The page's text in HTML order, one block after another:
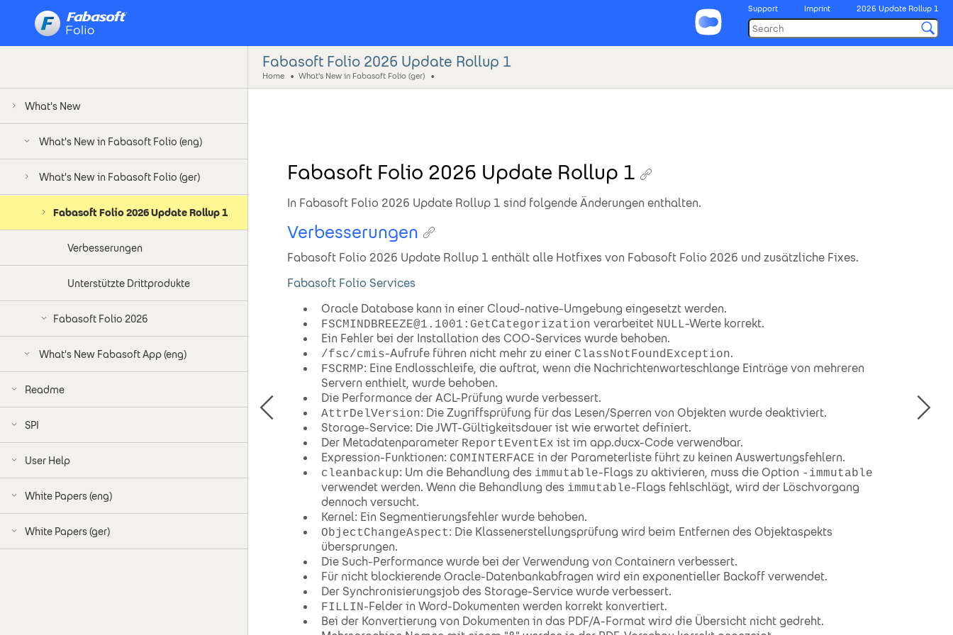
Support Imprint 2026 Update Rollup 1
What's New
What's New in Fabasoft Folio (eng)
What's New in Fabasoft Folio (ger)
Fabasoft Folio 2026 Update Rollup 1
Verbesserungen
Unterstützte Drittprodukte
Fabasoft Folio 2026
What's New Fabasoft App (eng)
Readme
SPI
User Help
White Papers (eng)
White Papers (ger)
Fabasoft Folio 2026 Update Rollup 1
Home What's New in Fabasoft Folio (ger)
Fabasoft Folio 2026 Update Rollup 1
In Fabasoft Folio 2026 Update Rollup 1 sind folgende Änderungen enthalten.
Verbesserungen
Fabasoft Folio 2026 Update Rollup 1 enthält alle Hotfixes von Fabasoft Folio 2026 und zusätzliche Fixes.
Fabasoft Folio Services
Oracle Database kann in einer Cloud-native-Umgebung eingesetzt werden.
FSCMINDBREEZE@1.1001:GetCategorization verarbeitet NULL-Werte korrekt.
Ein Fehler bei der Installation des COO-Services wurde behoben.
/fsc/cmis-Aufrufe führen nicht mehr zu einer ClassNotFoundException.
FSCRMP: Eine Endlosschleife, die auftrat, wenn die Nachrichtenwarteschlange Einträge von mehreren
Servern enthielt, wurde behoben.
Die Performance der ACL-Prüfung wurde verbessert.
AttrDelVersion: Die Zugriffsprüfung für das Lesen/Sperren von Objekten wurde deaktiviert.
Storage-Service: Die JWT-Gültigkeitsdauer ist wie erwartet definiert.
Der Metadatenparameter ReportEventEx ist im app.ducx-Code verwendbar.
Expression-Funktionen: COMINTERFACE in der Parameterliste führt zu keinen Auswertungsfehlern.
cleanbackup: Um die Behandlung des immutable-Flags zu aktivieren, muss die Option -immutable
verwendet werden. Wenn die Behandlung des immutable-Flags fehlschlägt, wird der Löschvorgang
dennoch versucht.
Kernel: Ein Segmentierungsfehler wurde behoben.
ObjectChangeAspect: Die Klassenerstellungsprüfung wird beim Entfernen des Objektaspekts
übersprungen.
Die Such-Performance wurde bei der Verwendung von Containern verbessert.
Für nicht blockierende Oracle-Datenbankabfragen wird ein exponentieller Backoff verwendet.
Der Synchronisierungsjob des Storage-Service wurde verbessert.
FILLIN-Felder in Word-Dokumenten werden korrekt konvertiert.
Bei der Konvertierung von Dokumenten in das PDF/A-Format wird die Übersicht nicht gedreht.